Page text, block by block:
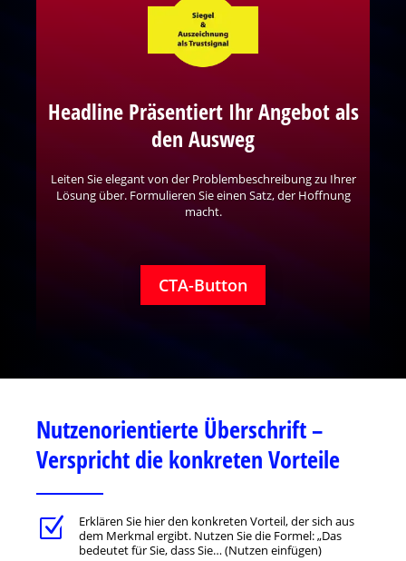
Headline Präsentiert Ihr Angebot als
den Ausweg
Leiten Sie elegant von der Problembeschreibung zu Ihrer
Lösung über. Formulieren Sie einen Satz, der Hoffnung
macht.
CTA-Button
Nutzenorientierte Überschrift –
Verspricht die konkreten Vorteile
Z
Erklären Sie hier den konkreten Vorteil, der sich aus
dem Merkmal ergibt. Nutzen Sie die Formel: „Das
bedeutet für Sie, dass Sie… (Nutzen einfügen)